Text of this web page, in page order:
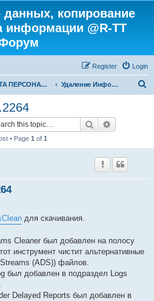
данных, копирование
информации @R-TT
Login
Register
ЗАЩИТА ПЕРСОНАЛЬНЫХ ДАННЫХ И БЕЗОПАСНОСТЬ Удаление Информации с Диска
Search
• Page 1 of 1
для скачивания.
Cleaner был добавлен на полосу
инструмент чистит альтернативные
(ADS)) файлов.
был добавлен в подраздел Logs
Delayed Reports был добавлен в